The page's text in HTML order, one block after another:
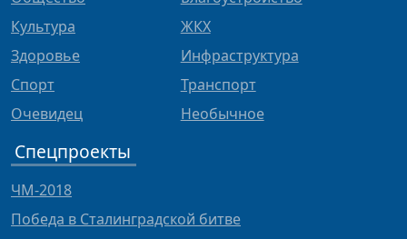
Культура
Здоровье
Спорт
Очевидец
ЖКХ
Инфраструктура
Транспорт
Необычное
Спецпроекты
ЧМ-2018
Победа в Сталинградской битве